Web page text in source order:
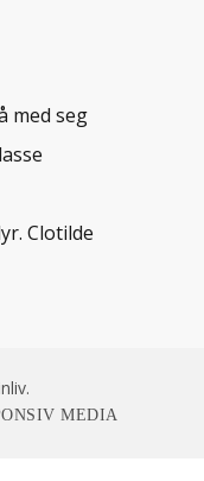
med seg
Clotilde
MEDIA